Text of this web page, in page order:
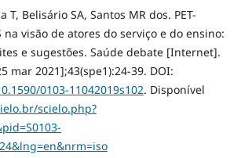
T, Belisário SA, Santos MR dos. PET-
na visão de atores do serviço e do ensino:
e sugestões. Saúde debate [Internet].
mar 2021];43(spe1):24-39. DOI:
0103-11042019s102. Disponível
scielo.php?